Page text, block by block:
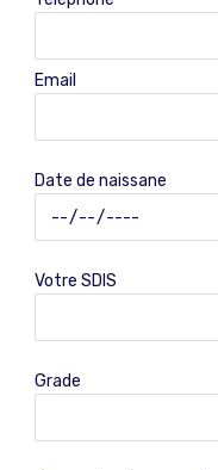
Email
Date de naissane
Votre SDIS
Grade